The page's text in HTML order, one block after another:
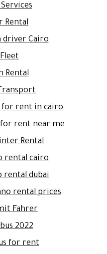
Rental
driver Cairo
Rental
rent in cairo
rent near me
Rental
rental cairo
rental dubai
rental prices
Fahrer
2022
for rent